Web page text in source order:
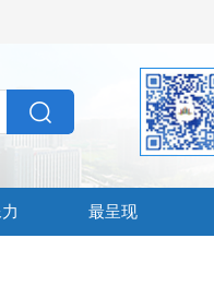
最呈现